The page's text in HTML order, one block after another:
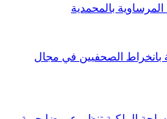
بالمحمدية
بانخراط الصحفيين في مجال